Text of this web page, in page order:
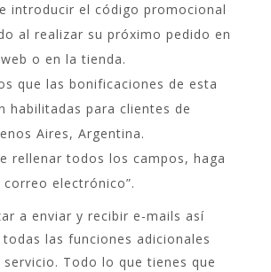
introducir el código promocional
al realizar su próximo pedido en
o en la tienda.
que las bonificaciones de esta
habilitadas para clientes de
Aires, Argentina.
rellenar todos los campos, haga
correo electrónico”.
a enviar y recibir e-mails así
las funciones adicionales
Todo lo que tienes que